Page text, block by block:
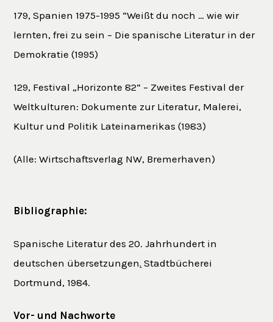
179, Spanien 1975-1995 “Weißt du noch … wie wir
lernten, frei zu sein – Die spanische Literatur in der
Demokratie (1995)
129, Festival „Horizonte 82“ – Zweites Festival der
Weltkulturen: Dokumente zur Literatur, Malerei,
Kultur und Politik Lateinamerikas (1983)
(Alle: Wirtschaftsverlag NW, Bremerhaven)
Bibliographie:
Spanische Literatur des 20. Jahrhundert in
deutschen übersetzungen. Stadtbücherei
Dortmund, 1984.
Vor- und Nachworte